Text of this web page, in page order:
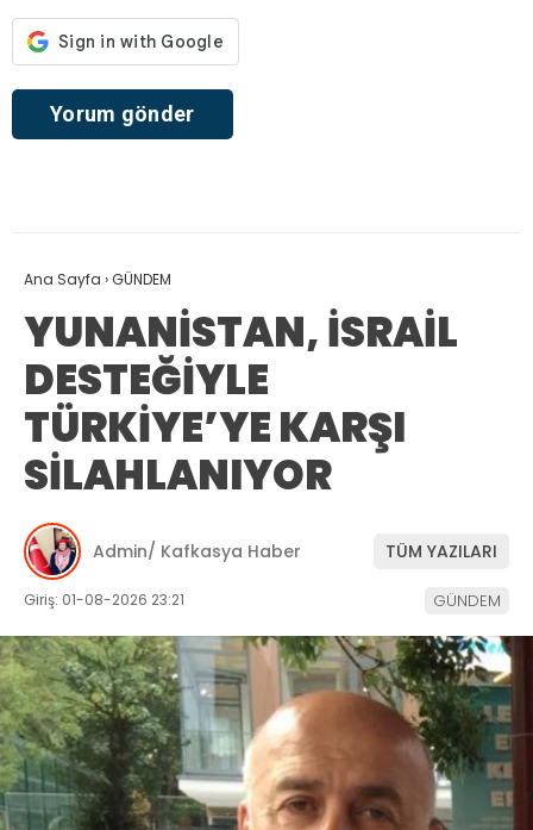
Ana Sayfa ›GÜNDEM
YUNANİSTAN, İSRAİL
DESTEĞİYLE
TÜRKİYE’YE KARŞI
SİLAHLANIYOR
Admin/ Kafkasya Haber TÜM YAZILARI
Giriş: 01-08-2026 23:21 GÜNDEM